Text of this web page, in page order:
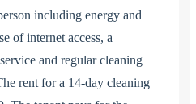
including energy and
of internet access, a
and regular cleaning
rent for a 14-day cleaning